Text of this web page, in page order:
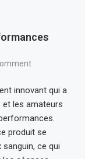
innovant qui a
les amateurs
produit se
ce qui